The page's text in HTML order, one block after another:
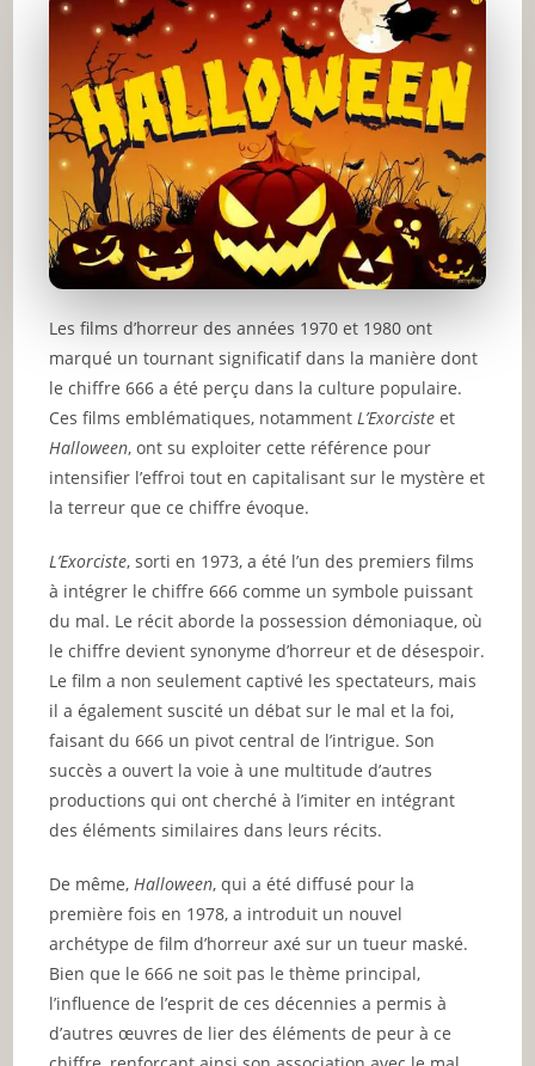
Les films d’horreur des années 1970 et 1980 ont
marqué un tournant significatif dans la manière dont
le chiffre 666 a été perçu dans la culture populaire.
Ces films emblématiques, notammentL’Exorciste et
Halloween, ont su exploiter cette référence pour
intensifier l’effroi tout en capitalisant sur le mystère et
la terreur que ce chiffre évoque.
L’Exorciste, sorti en 1973, a été l’un des premiers films
à intégrer le chiffre 666 comme un symbole puissant
du mal. Le récit aborde la possession démoniaque, où
le chiffre devient synonyme d’horreur et de désespoir.
Le film a non seulement captivé les spectateurs, mais
il a également suscité un débat sur le mal et la foi,
faisant du 666 un pivot central de l’intrigue. Son
succès a ouvert la voie à une multitude d’autres
productions qui ont cherché à l’imiter en intégrant
des éléments similaires dans leurs récits.
De même,Halloween, qui a été diffusé pour la
première fois en 1978, a introduit un nouvel
archétype de film d’horreur axé sur un tueur maské.
Bien que le 666 ne soit pas le thème principal,
l’influence de l’esprit de ces décennies a permis à
d’autres œuvres de lier des éléments de peur à ce